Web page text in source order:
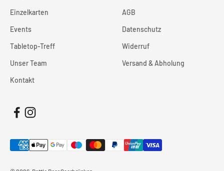
Einzelkarten
Events
Tabletop-Treff
Unser Team
Kontakt
AGB
Datenschutz
Widerruf
Versand & Abholung